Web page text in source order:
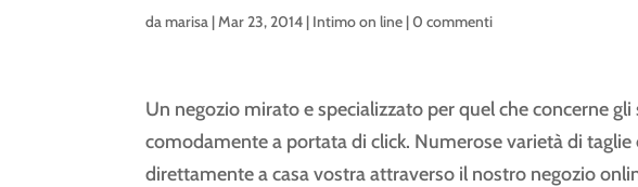
damarisa | Mar 23, 2014 | Intimo on line |0 commenti
Un negozio mirato e specializzato per quel che concerne
comodamente a portata di click. Numerose varietà di
direttamente a casa vostra attraverso il nostro negozio